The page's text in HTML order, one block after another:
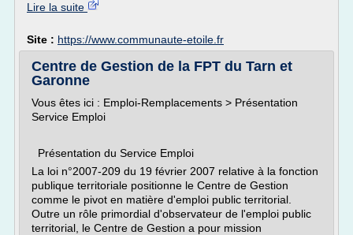
Lire la suite
Site : https://www.communaute-etoile.fr
Centre de Gestion de la FPT du Tarn et
Garonne
Vous êtes ici : Emploi-Remplacements > Présentation
Service Emploi
Présentation du Service Emploi
La loi n°2007-209 du 19 février 2007 relative à la fonction
publique territoriale positionne le Centre de Gestion
comme le pivot en matière d'emploi public territorial.
Outre un rôle primordial d'observateur de l'emploi public
territorial, le Centre de Gestion a pour mission